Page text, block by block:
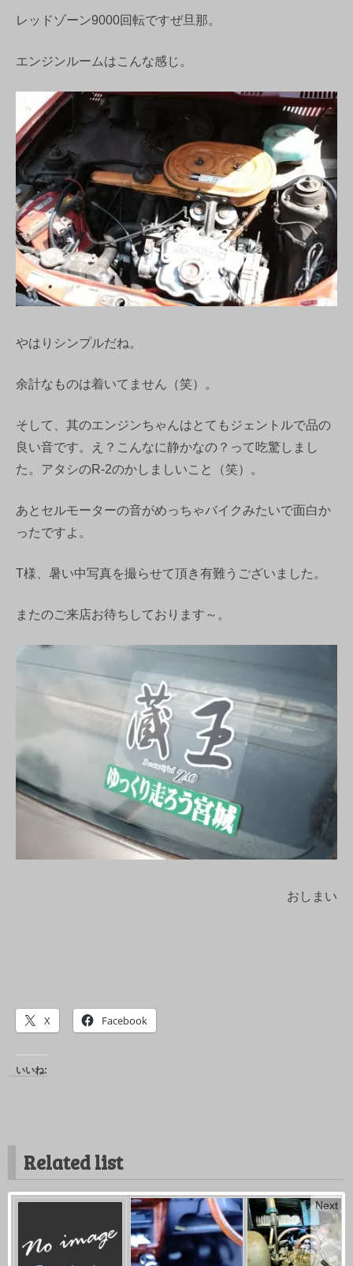
レッドゾーン9000回転ですぜ旦那。
エンジンルームはこんな感じ。
やはりシンプルだね。
余計なものは着いてません（笑）。
そして、其のエンジンちゃんはとてもジェントルで品の
良い音です。え？こんなに静かなの？って吃驚しまし
た。アタシのR-2のかしましいこと（笑）。
あとセルモーターの音がめっちゃバイクみたいで面白か
ったですよ。
T様、暑い中写真を撮らせて頂き有難うございました。
またのご来店お待ちしております～。
おしまい
X Facebook
いいね:
Related list
Next